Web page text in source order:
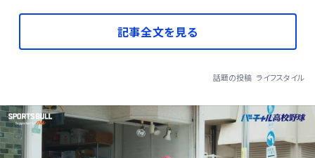
記事全文を見る
話題の投稿 ライフスタイル